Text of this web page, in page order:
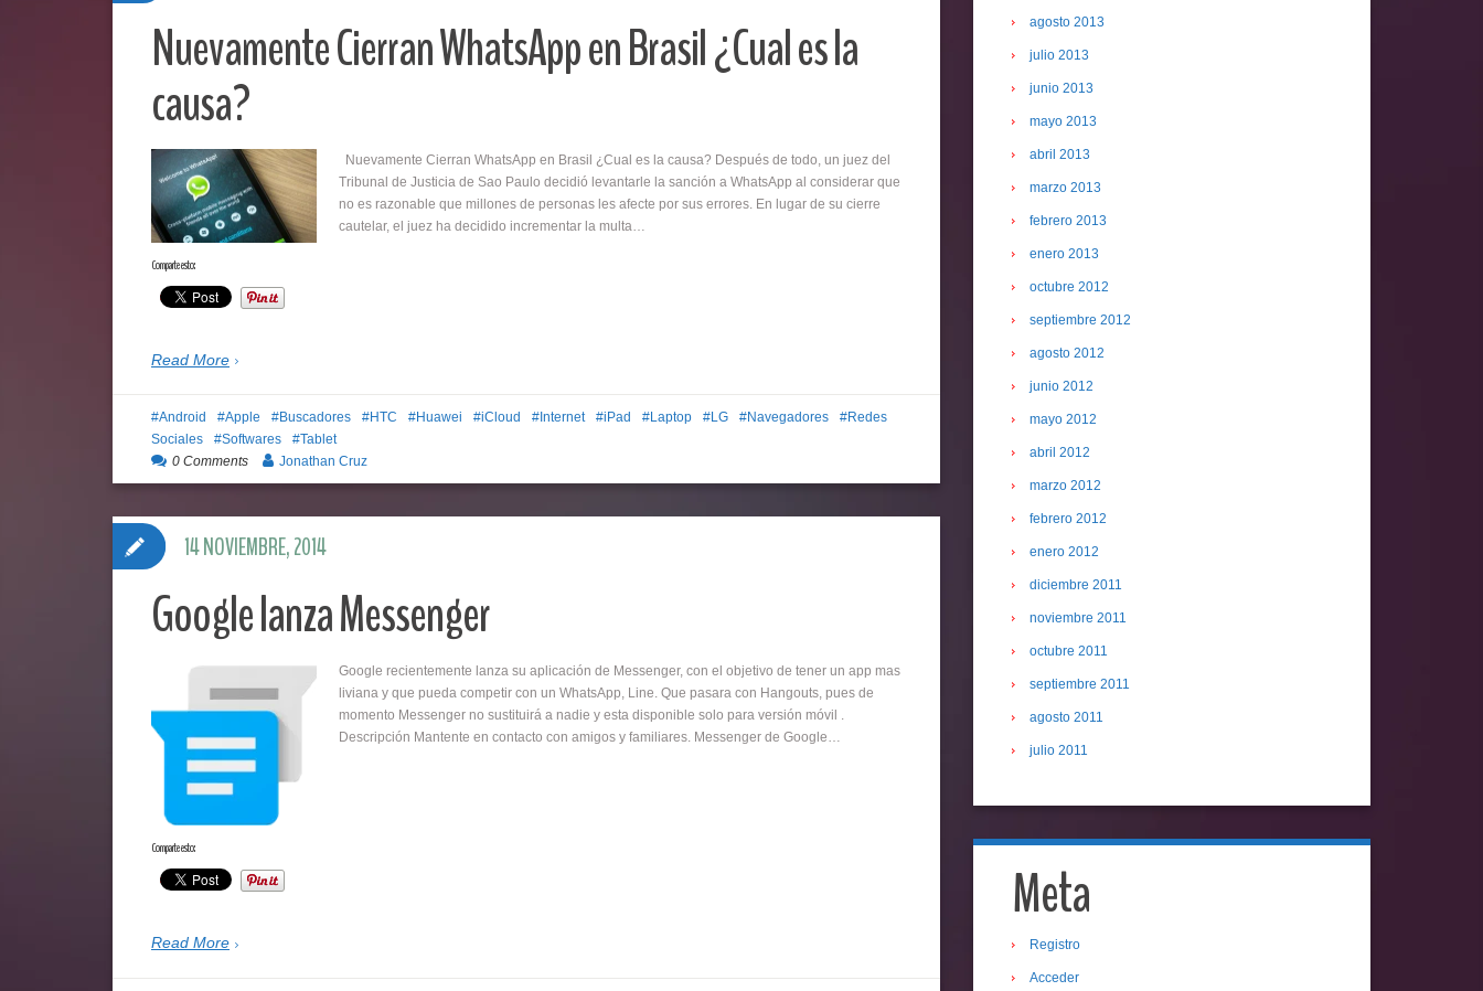
Nuevamente Cierran WhatsApp en Brasil ¿Cual es la
causa?
Nuevamente Cierran WhatsApp en Brasil ¿Cual es la causa? Después de todo, un juez del
Tribunal de Justicia de Sao Paulo decidió levantarle la sanción a WhatsApp al considerar que
no es razonable que millones de personas les afecte por sus errores. En lugar de su cierre
cautelar, el juez ha decidido incrementar la multa…
Comparte esto:
Read More
Android Apple Buscadores HTC Huawei iCloud Internet iPad Laptop LG Navegadores
Redes
Sociales
Softwares
Tablet
0 Comments
Jonathan Cruz
Google lanza Messenger
Google recientemente lanza su aplicación de Messenger, con el objetivo de tener un app mas
liviana y que pueda competir con un WhatsApp, Line. Que pasara con Hangouts, pues de
momento Messenger no sustituirá a nadie y esta disponible solo para versión móvil .
Descripción Mantente en contacto con amigos y familiares. Messenger de Google…
Comparte esto:
Read More
14 NOVIEMBRE, 2014
agosto 2013
julio 2013
junio 2013
mayo 2013
abril 2013
marzo 2013
febrero 2013
enero 2013
octubre 2012
septiembre 2012
agosto 2012
junio 2012
mayo 2012
abril 2012
marzo 2012
febrero 2012
enero 2012
diciembre 2011
noviembre 2011
octubre 2011
septiembre 2011
agosto 2011
julio 2011
Meta
Registro
Acceder